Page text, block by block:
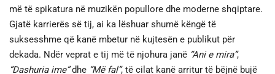
më të spikatura në muzikën popullore dhe moderne shqiptare.
Gjatë karrierës së tij, ai ka lëshuar shumë këngë të
suksesshme që kanë mbetur në kujtesën e publikut për
dekada. Ndër veprat e tij më të njohura janë “Ani e mira”,
“Dashuria ime”dhe “Më fal”, të cilat kanë arritur të bëjnë bujë